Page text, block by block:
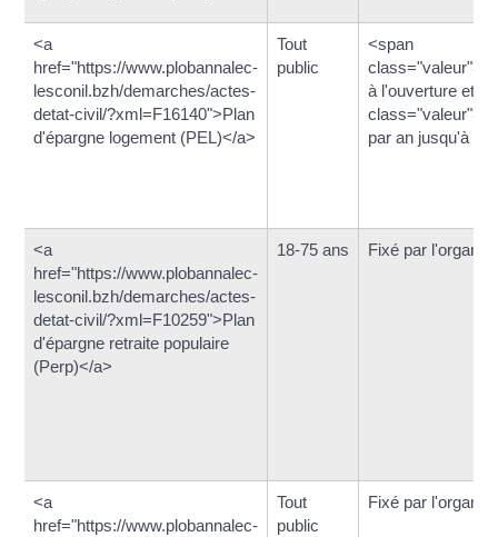
<a
href="https://www.plobannalec-
lesconil.bzh/demarches/actes-
detat-civil/?xml=F16140">Plan
d'épargne logement (PEL)</a>
Tout
public
<span
à l'ouverture et
par an jusqu'à 10
<a
href="https://www.plobannalec-
lesconil.bzh/demarches/actes-
detat-civil/?xml=F10259">Plan
d'épargne retraite populaire
(Perp)</a>
18-75 ans Fixé par
<a
href="https://www.plobannalec-
Tout
public
Fixé par